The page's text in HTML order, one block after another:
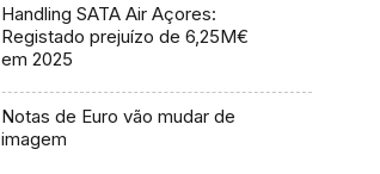
Handling SATA Air Açores:
Registado prejuízo de 6,25M€
em 2025
Notas de Euro vão mudar de
imagem